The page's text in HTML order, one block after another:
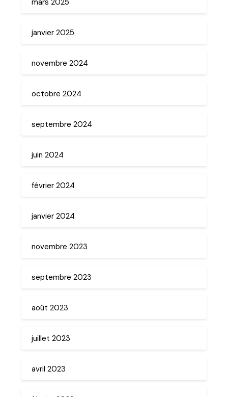
janvier 2025
novembre 2024
octobre 2024
septembre 2024
juin 2024
février 2024
janvier 2024
novembre 2023
septembre 2023
août 2023
juillet 2023
avril 2023